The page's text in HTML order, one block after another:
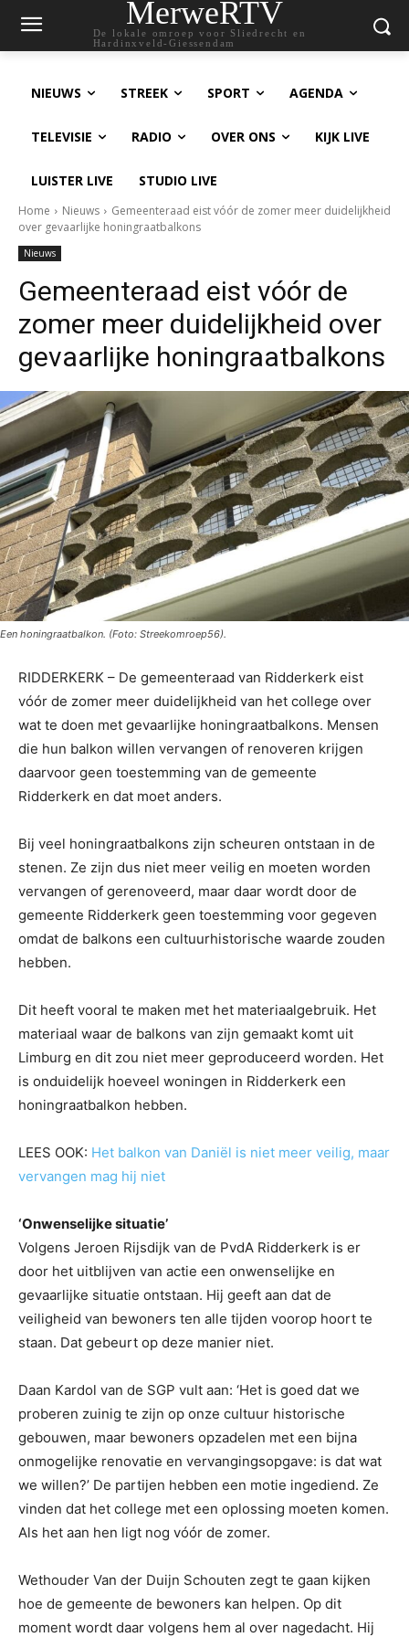
MerweRTV
De lokale omroep voor Sliedrecht en
Hardinxveld-Giessendam
NIEUWS STREEK SPORT AGENDA
TELEVISIE RADIO OVER ONS KIJK LIVE
LUISTER LIVE STUDIO LIVE
Home Nieuws
Gemeenteraad eist vóór de zomer meer duidelijkheid
over gevaarlijke honingraatbalkons
Nieuws
Gemeenteraad eist vóór de
zomer meer duidelijkheid over
gevaarlijke honingraatbalkons
Een honingraatbalkon. (Foto: Streekomroep56).
RIDDERKERK – De gemeenteraad van Ridderkerk eist
vóór de zomer meer duidelijkheid van het college over
wat te doen met gevaarlijke honingraatbalkons. Mensen
die hun balkon willen vervangen of renoveren krijgen
daarvoor geen toestemming van de gemeente
Ridderkerk en dat moet anders.
Bij veel honingraatbalkons zijn scheuren ontstaan in de
stenen. Ze zijn dus niet meer veilig en moeten worden
vervangen of gerenoveerd, maar daar wordt door de
gemeente Ridderkerk geen toestemming voor gegeven
omdat de balkons een cultuurhistorische waarde zouden
hebben.
Dit heeft vooral te maken met het materiaalgebruik. Het
materiaal waar de balkons van zijn gemaakt komt uit
Limburg en dit zou niet meer geproduceerd worden. Het
is onduidelijk hoeveel woningen in Ridderkerk een
honingraatbalkon hebben.
LEES OOK: Het balkon van Daniël is niet meer veilig, maar
vervangen mag hij niet
‘Onwenselijke situatie’
Volgens Jeroen Rijsdijk van de PvdA Ridderkerk is er
door het uitblijven van actie een onwenselijke en
gevaarlijke situatie ontstaan. Hij geeft aan dat de
veiligheid van bewoners ten alle tijden voorop hoort te
staan. Dat gebeurt op deze manier niet.
Daan Kardol van de SGP vult aan: ‘Het is goed dat we
proberen zuinig te zijn op onze cultuur historische
gebouwen, maar bewoners opzadelen met een bijna
onmogelijke renovatie en vervangingsopgave: is dat wat
we willen?’ De partijen hebben een motie ingediend. Ze
vinden dat het college met een oplossing moeten komen.
Als het aan hen ligt nog vóór de zomer.
Wethouder Van der Duijn Schouten zegt te gaan kijken
hoe de gemeente de bewoners kan helpen. Op dit
moment wordt daar volgens hem al over nagedacht. Hij